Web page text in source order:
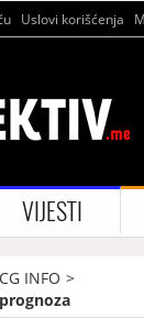
Uslovi korišćenja
VIJESTI
CG INFO